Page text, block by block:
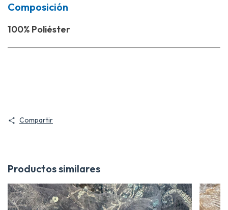
Composición
100% Poliéster
Compartir
Productos similares